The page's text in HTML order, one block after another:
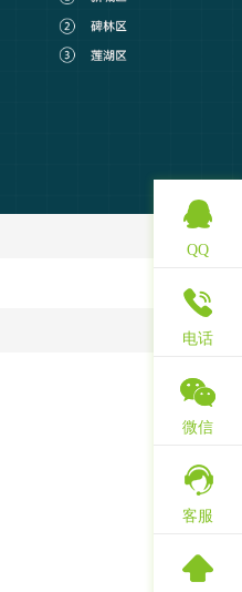
QQ
电话
微信
客服